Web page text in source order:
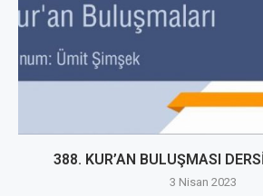
388. KUR’AN BULUŞMASI
3 Nisan 2023